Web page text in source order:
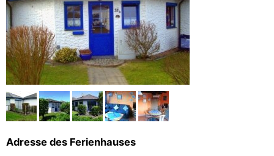
Adresse des Ferienhauses